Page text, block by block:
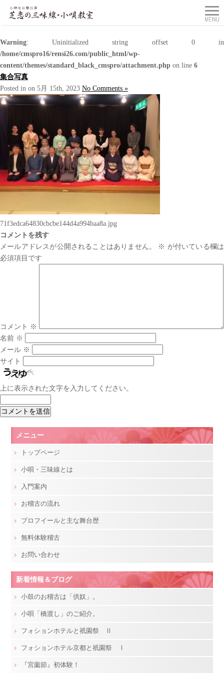
Warning: Uninitialized string offset 0 in
/home/cmspro16/rensi26.com/public_html/wp-
content/themes/standard_black_cmspro/attachment.php on line 6
集合写真
Posted in on 5月 15th, 2023 No Comments »
71f3edca64830cbcbe144d4a994baa8a.jpg
コメントを残す
メールアドレスが公開されることはありません。
※ が付いている欄は
必須項目です
コメント ※
名前 ※
メール ※
サイト
上に表示された文字を入力してください。
メニュー
トップページ
小唄・三味線とは
入門案内
お稽古の流れ
プロフイールと主な舞台歴
無料体験稽古
お問い合わせ
新着情報＆ブログ
小鼓のお稽古は「供奴」。
小唄「橋渡し」のご紹介。
フォションホテルと祇園祭 Ⅱ
フォションホテル京都と祇園祭 Ⅰ
『宮薗節』初体験！